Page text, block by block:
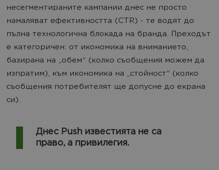
несегментираните кампании днес не просто
намаляват ефективността (CTR) - те водят до
пълна технологична блокада на бранда. Преходът
е категоричен: от икономика на вниманието,
базирана на „обем“ (колко съобщения можем да
изпратим), към икономика на „стойност“ (колко
съобщения потребителят ще допусне до екрана
си).
Днес Push известията не са
право, а привилегия.